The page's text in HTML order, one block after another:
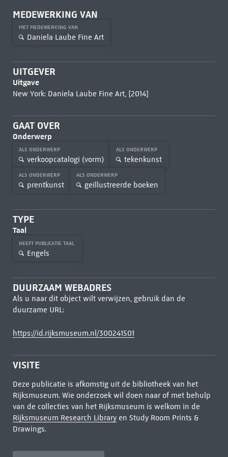
MEDEWERKING VAN
MET MEDEWERKING VAN
Daniela Laube Fine Art
UITGEVER
Uitgave
New York: Daniela Laube Fine Art, [2014]
GAAT OVER
Onderwerp
ALS ONDERWERP
verkoopcatalogi (vorm)
ALS ONDERWERP
tekenkunst
ALS ONDERWERP
prentkunst
ALS ONDERWERP
geïllustreerde boeken
TYPE
Taal
HEEFT PUBLICATIE TAAL
Engels
DUURZAAM WEBADRES
Als u naar dit object wilt verwijzen, gebruik dan de
duurzame URL:
https://id.rijksmuseum.nl/300241501
VISITE
Deze publicatie is afkomstig uit de bibliotheek van het
Rijksmuseum. Wie onderzoek wil doen naar of met behulp
van de collecties van het Rijksmuseum is welkom in de
Rijksmuseum Research Libraryen Study Room Prints &
Drawings.